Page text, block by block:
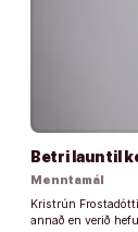
Betri laun til
Menntamál
Kristrún
annað en verið